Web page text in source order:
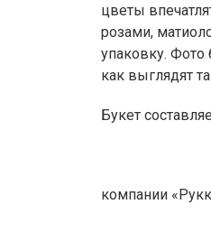
цветы
розами,
упаковку. Фото
как выглядят
Букет
компании